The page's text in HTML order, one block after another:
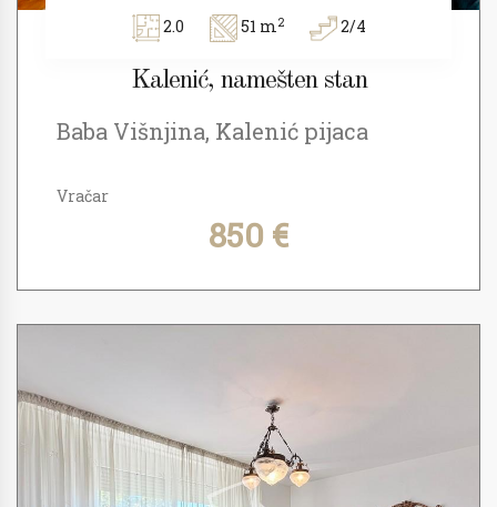
2.0 51 m2 2/4
Kalenić, namešten stan
Baba Višnjina, Kalenić pijaca
Vračar
850 €